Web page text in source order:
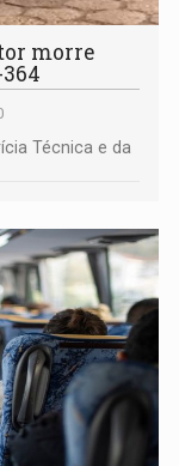
morre
Técnica e da